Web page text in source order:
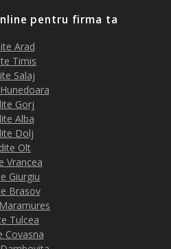
pentru firma ta
Arad
Timis
Salaj
Gorj
Alba
Dolj
Olt
Vrancea
Giurgiu
Brasov
Tulcea
Covasna